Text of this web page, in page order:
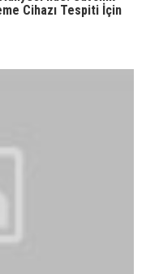
Cihazı Tespiti İçin